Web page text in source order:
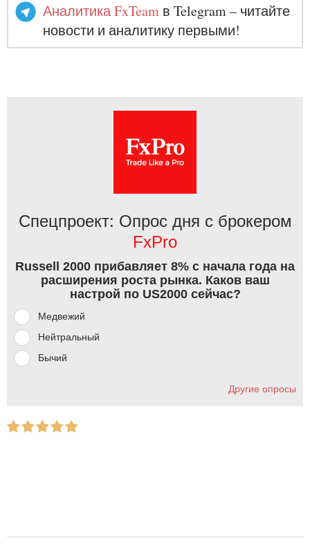
Аналитика FxTeam в Telegram – читайте
новости и аналитику первыми!
Спецпроект: Опрос дня с брокером
FxPro
Russell 2000 прибавляет 8% с начала года на
расширения роста рынка. Каков ваш
настрой по US2000 сейчас?
Медвежий
Нейтральный
Бычий
Другие опросы